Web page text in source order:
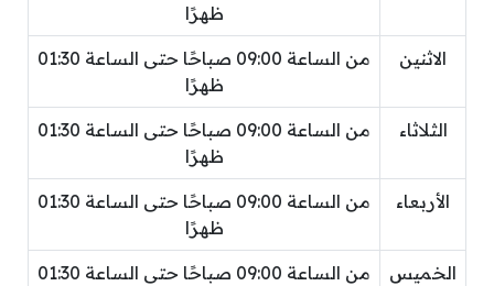
ظهرًا
الاثنين
من الساعة 09:00 صباحًا حتى الساعة 01:30
ظهرًا
الثلاثاء
من الساعة 09:00 صباحًا حتى الساعة 01:30
ظهرًا
الأربعاء
من الساعة 09:00 صباحًا حتى الساعة 01:30
ظهرًا
الخميس
من الساعة 09:00 صباحًا حتى الساعة 01:30